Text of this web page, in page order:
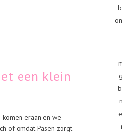
een klein
eraan en we
of omdat Pasen zorgt